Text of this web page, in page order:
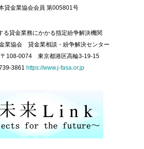
貸金業協会会員 第005801号
る貸金業務にかかる指定紛争解決機関
業協会 貸金業相談・紛争解決センター
〒108-0074 東京都港区高輪3-19-15
3861 https://www.j-fasa.or.jp